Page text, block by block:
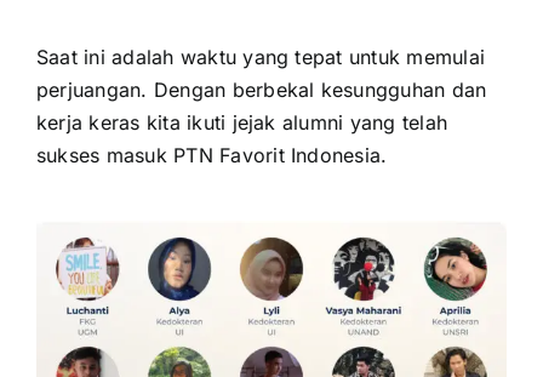
Saat ini adalah waktu yang tepat untuk memulai
perjuangan. Dengan berbekal kesungguhan dan
kerja keras kita ikuti jejak alumni yang telah
sukses masuk PTN Favorit Indonesia.